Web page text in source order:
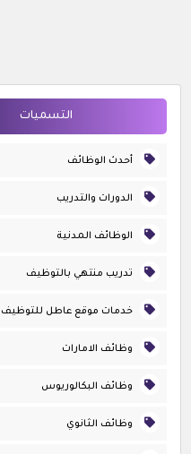
التسميات
أحدث الوظائف
الدورات والتدريب
الوظائف المدنية
تدريب منتهي بالتوظيف
خدمات موقع عاطل للتوظيف
وظائف الامارات
وظائف البكالوريوس
وظائف الثانوي